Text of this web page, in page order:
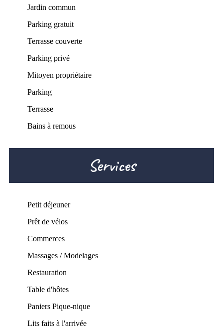
Jardin commun
Parking gratuit
Terrasse couverte
Parking privé
Mitoyen propriétaire
Parking
Terrasse
Bains à remous
Services
Petit déjeuner
Prêt de vélos
Commerces
Massages / Modelages
Restauration
Table d'hôtes
Paniers Pique-nique
Lits faits à l'arrivée